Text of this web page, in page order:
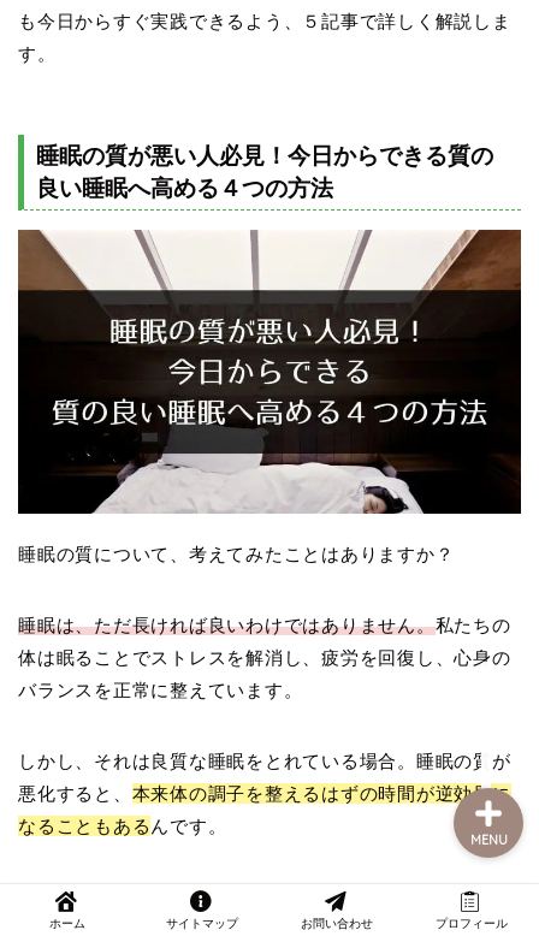
も今日からすぐ実践できるよう、５記事で詳しく解説しま
す。
睡眠の質が悪い人必見！今日からできる質の
良い睡眠へ高める４つの方法
睡眠の質について、考えてみたことはありますか？
睡眠は、ただ長ければ良いわけではありません。私たちの
体は眠ることでストレスを解消し、疲労を回復し、心身の
バランスを正常に整えています。
しかし、それは良質な睡眠をとれている場合。睡眠の質が
悪化すると、 本来体の調子を整えるはずの時間が逆効果に
なることもある んです。
蓄積するストレス、ホルモンバランスの崩壊、活動量は自
然と減少し、基礎代謝も下がり…体重の増加や気分の不安
ホーム サイトマップ お問い合わせ プロフィール
MENU
部屋探し
引っ越し
くらしの豆知識
おうち時間の楽しみ方